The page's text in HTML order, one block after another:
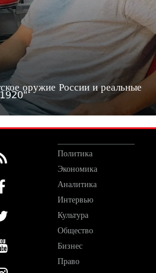
оружие России и реальные
1920"
Политика
Экономика
Аналитика
Интервью
Культура
Общество
Бизнес
Право